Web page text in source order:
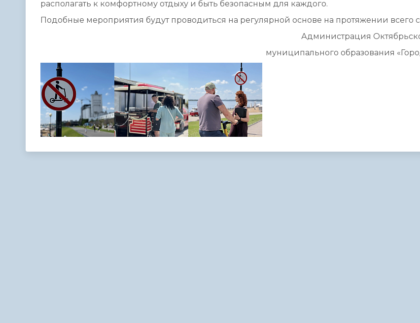
располагать к комфортному отдыху и быть безопасным для каждого.
Подобные мероприятия будут проводиться на регулярной основе на протяжении всего
Администрация
муниципального образования